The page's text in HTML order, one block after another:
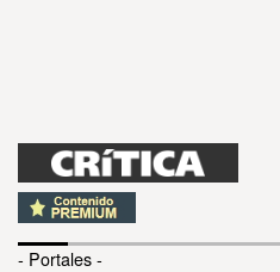
- Portales -